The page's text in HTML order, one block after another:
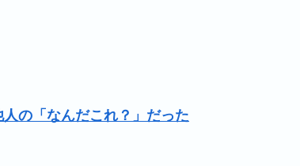
の「なんだこれ？」だった